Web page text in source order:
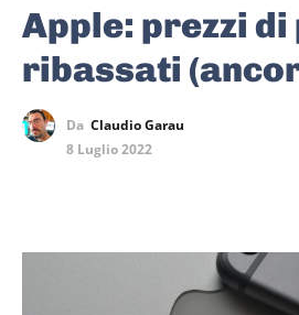
Apple: prezzi
ribassati
Da Claudio Garau
8 Luglio 2022